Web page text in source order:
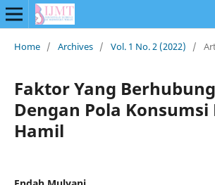
Home / Archives / Vol. 1 No. 2 (2022) /
Faktor Yang
Dengan Pola Konsumsi
Hamil